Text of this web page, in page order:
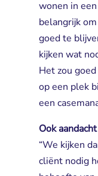
wonen in
belangrijk
goed te
kijken wat
Het zou
op een plek
een
Ook
“We kijken
cliënt nodig